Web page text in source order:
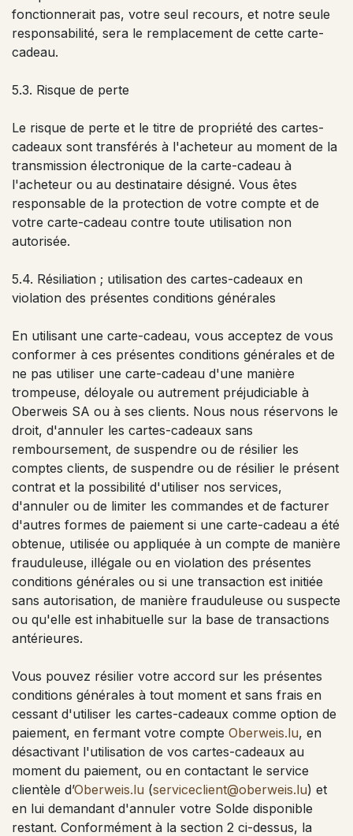
fonctionnerait pas, votre seul recours, et notre seule
responsabilité, sera le remplacement de cette carte-
cadeau.
5.3. Risque de perte
Le risque de perte et le titre de propriété des cartes-
cadeaux sont transférés à l'acheteur au moment de la
transmission électronique de la carte-cadeau à
l'acheteur ou au destinataire désigné. Vous êtes
responsable de la protection de votre compte et de
votre carte-cadeau contre toute utilisation non
autorisée.
5.4. Résiliation ; utilisation des cartes-cadeaux en
violation des présentes conditions générales
En utilisant une carte-cadeau, vous acceptez de vous
conformer à ces présentes conditions générales et de
ne pas utiliser une carte-cadeau d'une manière
trompeuse, déloyale ou autrement préjudiciable à
Oberweis SA ou à ses clients. Nous nous réservons le
droit, d'annuler les cartes-cadeaux sans
remboursement, de suspendre ou de résilier les
comptes clients, de suspendre ou de résilier le présent
contrat et la possibilité d'utiliser nos services,
d'annuler ou de limiter les commandes et de facturer
d'autres formes de paiement si une carte-cadeau a été
obtenue, utilisée ou appliquée à un compte de manière
frauduleuse, illégale ou en violation des présentes
conditions générales ou si une transaction est initiée
sans autorisation, de manière frauduleuse ou suspecte
ou qu'elle est inhabituelle sur la base de transactions
antérieures.
Vous pouvez résilier votre accord sur les présentes
conditions générales à tout moment et sans frais en
cessant d'utiliser les cartes-cadeaux comme option de
paiement, en fermant votre compte Oberweis.lu, en
désactivant l'utilisation de vos cartes-cadeaux au
moment du paiement, ou en contactant le service
clientèle d’Oberweis.lu (serviceclient@oberweis.lu) et
en lui demandant d'annuler votre Solde disponible
restant. Conformément à la section 2 ci-dessus, la